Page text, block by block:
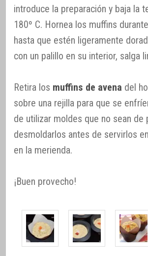
introduce la preparación y baja la
180º C. Hornea los muffins
hasta que estén ligeramente
con un palillo en su interior, salga
Retira los muffins de avena del
sobre una rejilla para que se
de utilizar moldes que no sean de
desmoldarlos antes de servirlos
en la merienda.
¡Buen provecho!